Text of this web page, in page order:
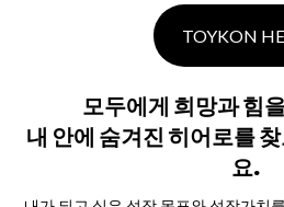
TOYKON
모두에게 희망과 힘
내 안에 숨겨진 히어로를
요.